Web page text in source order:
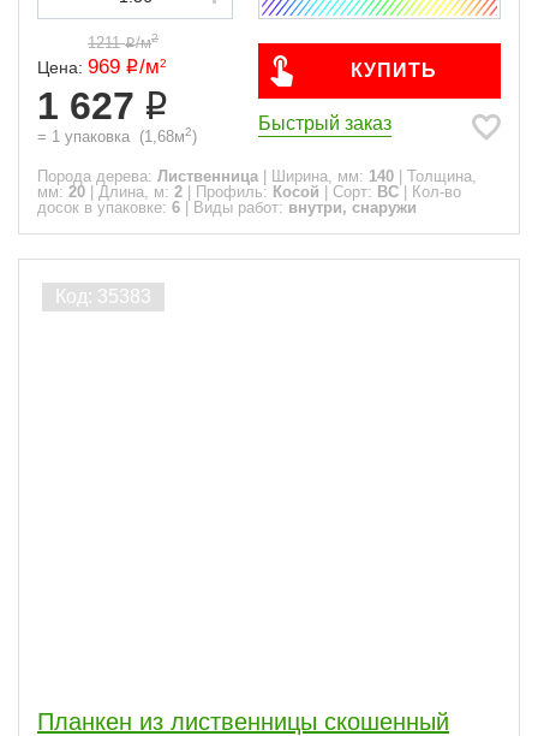
Цена:
1211 /м2
969 /м2
1 627
= 1 упаковка (1,68м2)
КУПИТЬ
Быстрый заказ
Порода дерева: Лиственница Ширина, мм: 140
Толщина,
мм: 20 Длина, м: 2 Профиль: Косой Сорт: ВС
Кол-во
досок в упаковке: 6 Виды работ: внутри, снаружи
Планкен из лиственницы скошенный